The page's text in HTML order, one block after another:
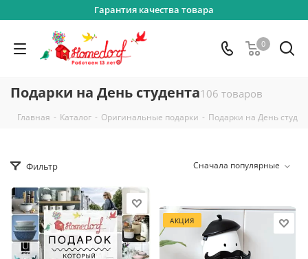
Гарантия качества товара
0
Подарки на День студента106 товаров
Главная - Каталог - Оригинальные подарки - Подарки на День
Фильтр Сначала популярные
АКЦИЯ